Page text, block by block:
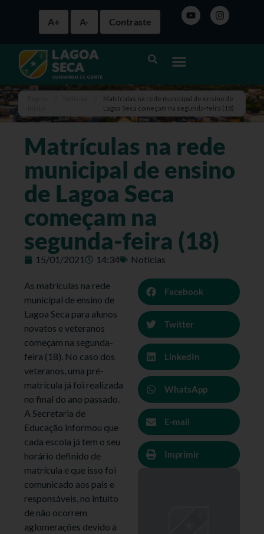
A+ A- Contraste
Matrículas na rede municipal de ensino de
Lagoa Seca começam na segunda-feira (18)
Matrículas na rede
municipal de ensino
de Lagoa Seca
começam na
segunda-feira (18)
15/01/2021 14:34 Notícias
As matrículas na rede
municipal de ensino de
Lagoa Seca para alunos
novatos e veteranos
começam na segunda-
feira (18). No caso dos
veteranos, uma pré-
matrícula já foi realizada
no final do ano passado.
A Secretaria de
Educação informou que
cada escola já tem o seu
horário definido de
matrícula e que isso foi
comunicado aos pais e
responsáveis, no intuito
de não ocorrem
aglomerações devido à
Facebook
Twitter
LinkedIn
WhatsApp
E-mail
Imprimir